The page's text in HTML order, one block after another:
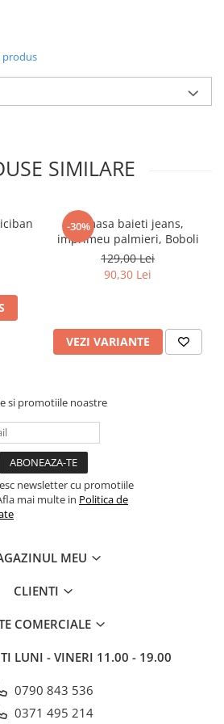
SIMILARE
-30%
Camasa baieti jeans,
imprimeu palmieri, Boboli
129,00 Lei
90,30 Lei
VEZI VARIANTE
si promotiile noastre
newsletter cu promotiile
mai multe in Politica de
MEU
CLIENTI
COMERCIALE
LUNI - VINERI 11.00 - 19.00
0790 843 536
0371 495 214